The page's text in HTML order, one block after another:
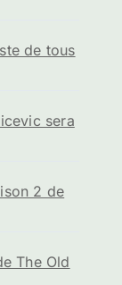
de tous
sera
2 de
The Old